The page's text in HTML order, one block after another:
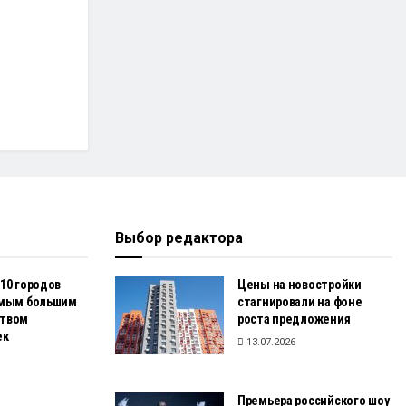
городов
большим
Выбор редактора
Цены на новостройки
стагнировали на фоне
роста предложения
13.07.2026
Премьера российского шоу